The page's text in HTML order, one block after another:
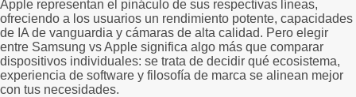
Apple representan el pináculo de sus respectivas líneas,
ofreciendo a los usuarios un rendimiento potente, capacidades
de IA de vanguardia y cámaras de alta calidad. Pero elegir
entre Samsung vs Apple significa algo más que comparar
dispositivos individuales: se trata de decidir qué ecosistema,
experiencia de software y filosofía de marca se alinean mejor
con tus necesidades.